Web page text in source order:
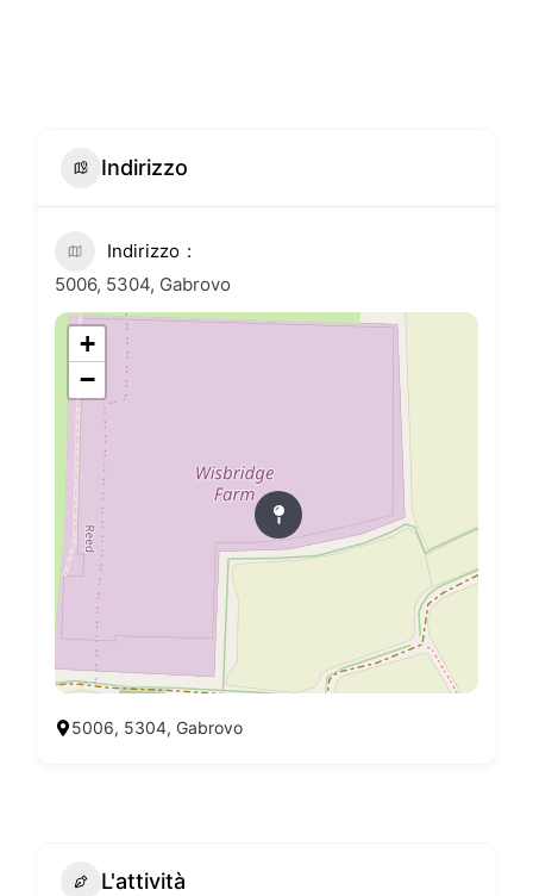
Indirizzo
Indirizzo
5006, 5304, Gabrovo
+
−
5006, 5304, Gabrovo
L'attività